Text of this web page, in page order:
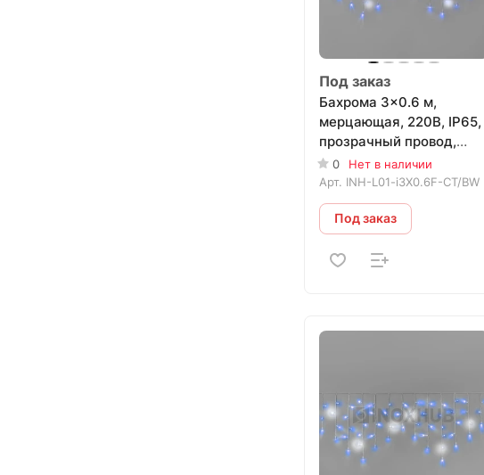
Под заказ
Бахрома 3×0.6 м,
мерцающая, 220В, IP65,
прозрачный провод,
СИНЯЯ+БЕЛАЯ
0
Нет в наличии
Арт. INH-L01-i3X0.6F-CT/BW
Под заказ